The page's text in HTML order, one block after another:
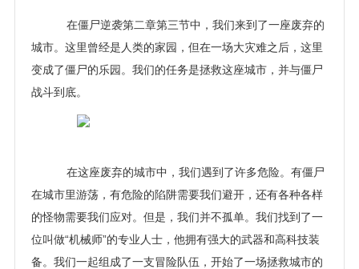
在僵尸逆袭第二章第三节中，我们来到了一座废弃的
城市。这里曾经是人类的家园，但在一场大灾难之后，这里
变成了僵尸的乐园。我们的任务是拯救这座城市，并与僵尸
战斗到底。
在这座废弃的城市中，我们遇到了许多危险。有僵尸
在城市里游荡，有危险的陷阱需要我们避开，还有各种各样
的怪物需要我们应对。但是，我们并不孤单。我们找到了一
位叫做“机械师”的专业人士，他拥有强大的武器和高科技装
备。我们一起组成了一支冒险队伍，开始了一场拯救城市的